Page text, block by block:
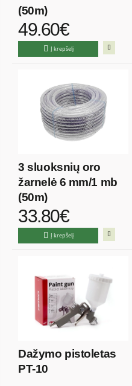
(50m)
49.60€
Į krepšelį
3 sluoksnių oro
žarnelė 6 mm/1 mb
(50m)
33.80€
Į krepšelį
Dažymo pistoletas
PT-10